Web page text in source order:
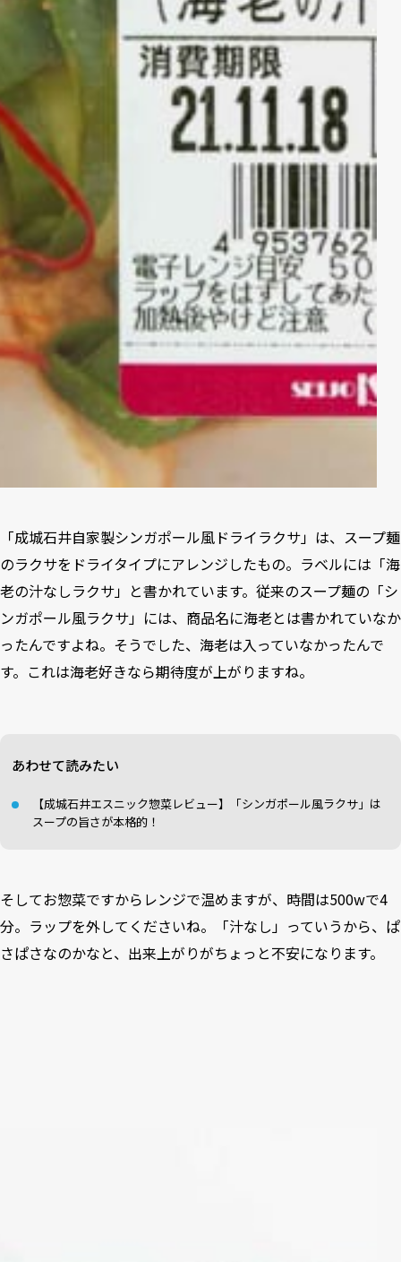
「成城石井自家製シンガポール風ドライラクサ」は、スープ麺
のラクサをドライタイプにアレンジしたもの。ラベルには「海
老の汁なしラクサ」と書かれています。従来のスープ麺の「シ
ンガポール風ラクサ」には、商品名に海老とは書かれていなか
ったんですよね。そうでした、海老は入っていなかったんで
す。これは海老好きなら期待度が上がりますね。
あわせて読みたい
【成城石井エスニック惣菜レビュー】「シンガポール風ラクサ」は
スープの旨さが本格的！
そしてお惣菜ですからレンジで温めますが、時間は500wで4
分。ラップを外してくださいね。「汁なし」っていうから、ぱ
さぱさなのかなと、出来上がりがちょっと不安になります。